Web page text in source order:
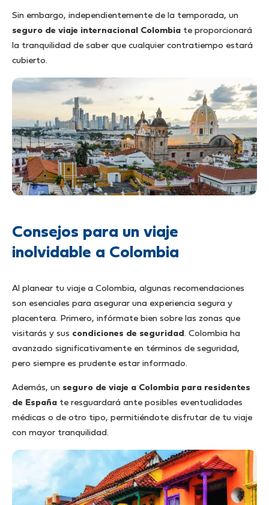
Sin embargo, independientemente de la temporada, un
seguro de viaje internacional Colombia te proporcionará
la tranquilidad de saber que cualquier contratiempo estará
cubierto.
Consejos para un viaje
inolvidable a Colombia
Al planear tu viaje a Colombia, algunas recomendaciones
son esenciales para asegurar una experiencia segura y
placentera. Primero, infórmate bien sobre las zonas que
visitarás y sus condiciones de seguridad . Colombia ha
avanzado significativamente en términos de seguridad,
pero siempre es prudente estar informado.
Además, un seguro de viaje a Colombia para residentes
de España te resguardará ante posibles eventualidades
médicas o de otro tipo, permitiéndote disfrutar de tu viaje
con mayor tranquilidad.